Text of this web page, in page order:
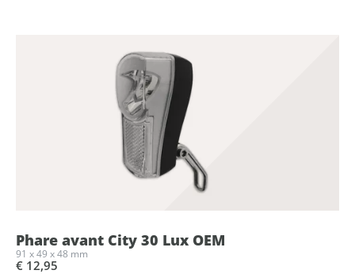
Phare avant City 30 Lux OEM
91 x 49 x 48 mm
€ 12,95